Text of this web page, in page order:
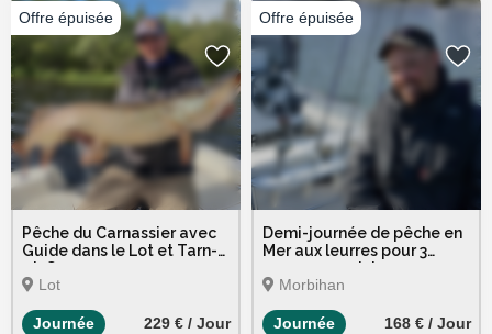
Pêche du Carnassier avec
Guide dans le Lot et Tarn-
et-Garonne
Lot
Journée 229 € / Jour
Demi-journée de pêche en
Mer aux leurres pour 3
personnes minimum
Morbihan
Journée 168 € / Jour